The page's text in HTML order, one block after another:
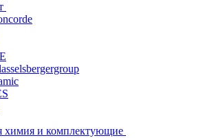
химия и комплектующие